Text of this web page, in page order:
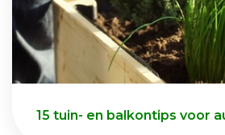
15 tuin- en balkontips voor